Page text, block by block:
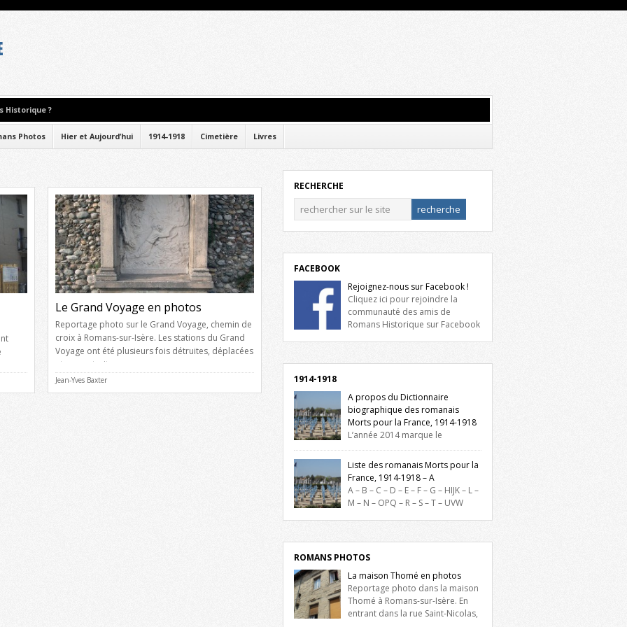
Historique ?
Photos Hier et Aujourd’hui 1914-1918 Cimetière Livres
Le Grand Voyage en photos
Reportage photo sur le Grand Voyage, chemin de
croix à Romans-sur-Isère. Les stations du Grand
Voyage ont été plusieurs fois détruites, déplacées
et reconstruites.
Jean-Yves Baxter
RECHERCHE
FACEBOOK
Rejoignez-nous sur Facebook !
Cliquez ici pour rejoindre la
communauté des amis de
Romans Historique sur Facebook
1914-1918
A propos du Dictionnaire
biographique des romanais
Morts pour la France, 1914-1918
L’année 2014 marque le
centenaire du début de la Première Guerre
Mondiale et ce dictionnaire biographique veut
rendre hommage aux romanais Morts pour la
France durant ce conflit. La base de cette
recherche historique est constituée des noms
gravés sur les plaques commémoratives de
l’Hôtel de Ville, du lycée du Dauphiné et du
Liste des romanais Morts pour la
France, 1914-1918 – A
A – B – C – D – E – F – G – HIJK – L –
M – N – OPQ – R – S – T – UVW
par cette lettre. Liste des romanais […]
ROMANS PHOTOS
La maison Thomé en photos
Reportage photo dans la maison
Thomé à Romans-sur-Isère. En
entrant dans la rue Saint-Nicolas,